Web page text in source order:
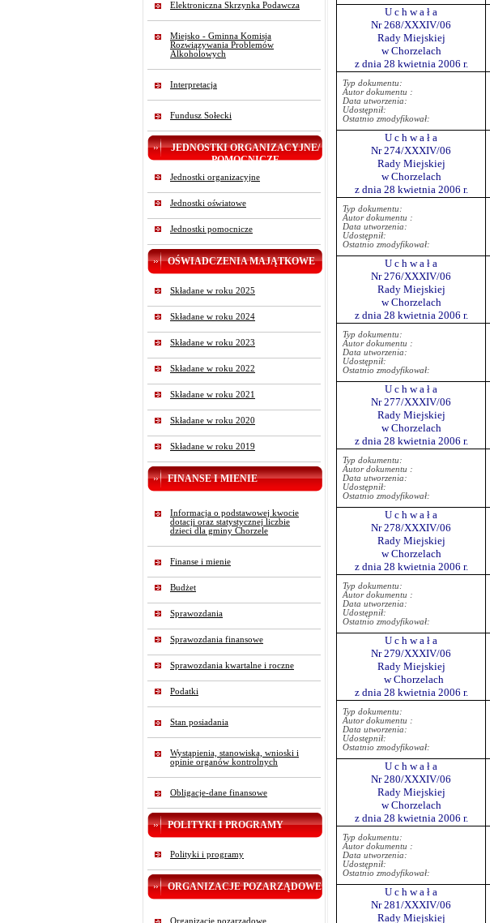
Elektroniczna Skrzynka Podawcza
Miejsko - Gminna Komisja
Rozwiązywania Problemów
Alkoholowych
Interpretacja
Fundusz Sołecki
JEDNOSTKI ORGANIZACYJNE/
POMOCNICZE
Jednostki organizacyjne
Jednostki oświatowe
Jednostki pomocnicze
OŚWIADCZENIA MAJĄTKOWE
Składane w roku 2025
Składane w roku 2024
Składane w roku 2023
Składane w roku 2022
Składane w roku 2021
Składane w roku 2020
Składane w roku 2019
FINANSE I MIENIE
Informacja o podstawowej kwocie
dotacji oraz statystycznej liczbie
dzieci dla gminy Chorzele
Finanse i mienie
Budżet
Sprawozdania
Sprawozdania finansowe
Sprawozdania kwartalne i roczne
Podatki
Stan posiadania
Wystąpienia, stanowiska, wnioski i
opinie organów kontrolnych
Obligacje-dane finansowe
POLITYKI I PROGRAMY
Polityki i programy
ORGANIZACJE POZARZĄDOWE
Organizacje pozarządowe
U c h w a ł a
Nr 268/XXXIV/06
Rady Miejskiej
w Chorzelach
z dnia 28 kwietnia 2006 r.
Typ dokumentu:
Autor dokumentu :
Data utworzenia:
Udostępnił:
Ostatnio zmodyfikował:
U c h w a ł a
Nr 274/XXXIV/06
Rady Miejskiej
w Chorzelach
z dnia 28 kwietnia 2006 r.
Typ dokumentu:
Autor dokumentu :
Data utworzenia:
Udostępnił:
Ostatnio zmodyfikował:
U c h w a ł a
Nr 276/XXXIV/06
Rady Miejskiej
w Chorzelach
z dnia 28 kwietnia 2006 r.
Typ dokumentu:
Autor dokumentu :
Data utworzenia:
Udostępnił:
Ostatnio zmodyfikował:
U c h w a ł a
Nr 277/XXXIV/06
Rady Miejskiej
w Chorzelach
z dnia 28 kwietnia 2006 r.
Typ dokumentu:
Autor dokumentu :
Data utworzenia:
Udostępnił:
Ostatnio zmodyfikował:
U c h w a ł a
Nr 278/XXXIV/06
Rady Miejskiej
w Chorzelach
z dnia 28 kwietnia 2006 r.
Typ dokumentu:
Autor dokumentu :
Data utworzenia:
Udostępnił:
Ostatnio zmodyfikował:
U c h w a ł a
Nr 279/XXXIV/06
Rady Miejskiej
w Chorzelach
z dnia 28 kwietnia 2006 r.
Typ dokumentu:
Autor dokumentu :
Data utworzenia:
Udostępnił:
Ostatnio zmodyfikował:
U c h w a ł a
Nr 280/XXXIV/06
Rady Miejskiej
w Chorzelach
z dnia 28 kwietnia 2006 r.
Typ dokumentu:
Autor dokumentu :
Data utworzenia:
Udostępnił:
Ostatnio zmodyfikował:
U c h w a ł a
Nr 281/XXXIV/06
Rady Miejskiej